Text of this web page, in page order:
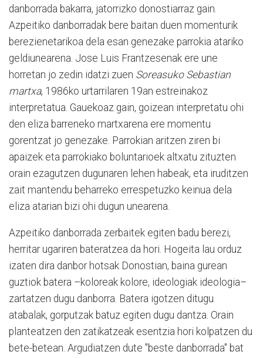
danborrada bakarra, jatorrizko donostiarraz gain.
Azpeitiko danborradak bere baitan duen momenturik
berezienetarikoa dela esan genezake parrokia atariko
geldiunearena. Jose Luis Frantzesenak ere une
horretan jo zedin idatzi zuen Soreasuko Sebastian
martxa, 1986ko urtarrilaren 19an estreinakoz
interpretatua. Gauekoaz gain, goizean interpretatu ohi
den eliza barreneko martxarena ere momentu
gorentzat jo genezake. Parrokian aritzen ziren bi
apaizek eta parrokiako boluntarioek altxatu zituzten
orain ezagutzen dugunaren lehen habeak, eta iruditzen
zait mantendu beharreko errespetuzko keinua dela
eliza atarian bizi ohi dugun unearena.
Azpeitiko danborrada zerbaitek egiten badu berezi,
herritar ugariren bateratzea da hori. Hogeita lau orduz
izaten dira danbor hotsak Donostian, baina gurean
guztiok batera –koloreak kolore, ideologiak ideologia–
zartatzen dugu danborra. Batera igotzen ditugu
atabalak, gorputzak batuz egiten dugu dantza. Orain
planteatzen den zatikatzeak esentzia hori kolpatzen du
bete-betean. Argudiatzen dute "beste danborrada" bat